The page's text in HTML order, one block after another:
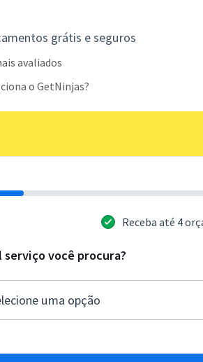
grátis e seguros
avaliados
o GetNinjas?
Receba até 4
serviço você procura?